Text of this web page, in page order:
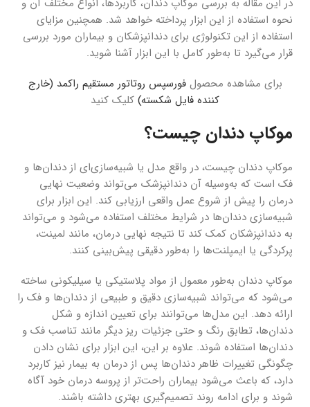
در این مقاله به بررسی موکاپ دندان، کاربردها، انواع مختلف آن و
نحوه استفاده از این ابزار پرداخته خواهد شد. همچنین مزایای
استفاده از این تکنولوژی برای دندانپزشکان و بیماران مورد بررسی
قرار می‌گیرد تا به‌طور کامل با این ابزار آشنا شوید.
برای مشاهده محصولفورسپس روتاتور مستقیم راکمد (خارج
کننده فایل شکسته) کلیک کنید
موکاپ دندان چیست؟
موکاپ دندان چیست، در واقع مدل یا شبیه‌سازی‌ای از دندان‌ها و
فک است که به‌وسیله آن دندانپزشک می‌تواند وضعیت نهایی
درمان را پیش از شروع عمل واقعی ارزیابی کند. این ابزار برای
شبیه‌سازی دندان‌ها در شرایط مختلف استفاده می‌شود و می‌تواند
به دندانپزشکان کمک کند تا نتیجه نهایی درمان، مانند لمینت،
پرکردگی یا ایمپلنت‌ها را به‌طور دقیقی پیش‌بینی کنند.
موکاپ دندان به‌طور معمول از مواد پلاستیکی یا سیلیکونی ساخته
می‌شود که می‌تواند شبیه‌سازی دقیق و طبیعی از دندان‌ها و فک را
ارائه دهد. این مدل‌ها می‌توانند برای تعیین اندازه و شکل
دندان‌ها، تطابق رنگ و حتی جزئیات ریز دیگر مانند تناسب فک و
دندان‌ها استفاده شوند. علاوه بر این، این ابزار برای نشان دادن
چگونگی تغییرات ظاهر دندان‌ها پس از درمان به بیمار نیز کاربرد
دارد، که باعث می‌شود بیماران راحت‌تر از پروسه درمان خود آگاه
شوند و برای ادامه روند تصمیم‌گیری بهتری داشته باشند.